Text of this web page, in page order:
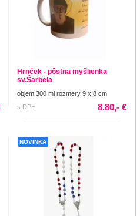
Hrnček - pôstna myšlienka
sv.Šarbela
objem 300 ml rozmery 9 x 8 cm
s DPH
8.80,- €
NOVINKA